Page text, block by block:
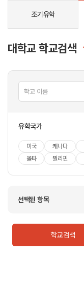
조기유학
대학교 학교검색
유학국가
미국 캐나다
몰타
필리핀
선택된 항목
학교검색